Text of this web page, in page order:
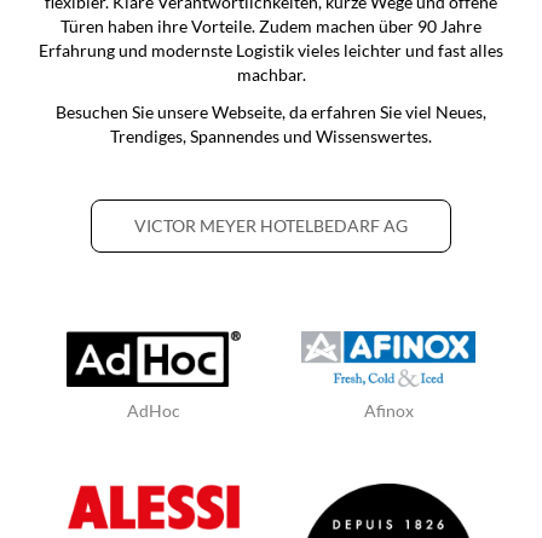
Türen haben ihre Vorteile. Zudem machen über 90 Jahre
Erfahrung und modernste Logistik vieles leichter und fast alles
machbar.
Besuchen Sie unsere Webseite, da erfahren Sie viel Neues,
Trendiges, Spannendes und Wissenswertes.
VICTOR MEYER HOTELBEDARF AG
AdHoc Afinox